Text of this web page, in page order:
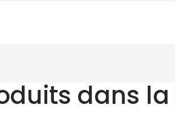
dans